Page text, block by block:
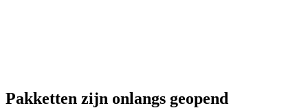
Pakketten zijn onlangs geopend